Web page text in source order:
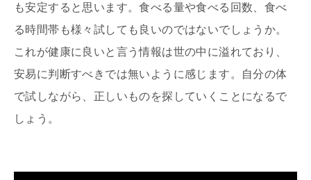
も安定すると思います。食べる量や食べる回数、食べ
る時間帯も様々試しても良いのではないでしょうか。
これが健康に良いと言う情報は世の中に溢れており、
安易に判断すべきでは無いように感じます。自分の体
で試しながら、正しいものを探していくことになるで
しょう。